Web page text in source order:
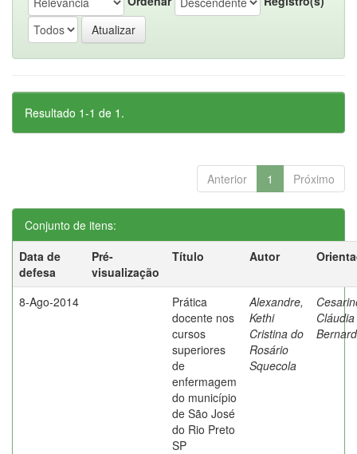
Resultado 1-1 de 1.
Anterior 1 Próximo
Conjunto de itens:
Data de
defesa
Pré-
visualização
Título Autor
8-Ago-2014
Prática
docente nos
cursos
superiores
de
enfermagem
do município
de São José
do Rio Preto
SP
Alexandre,
Kethi
Cristina do
Rosário
Squecola
Cláudia